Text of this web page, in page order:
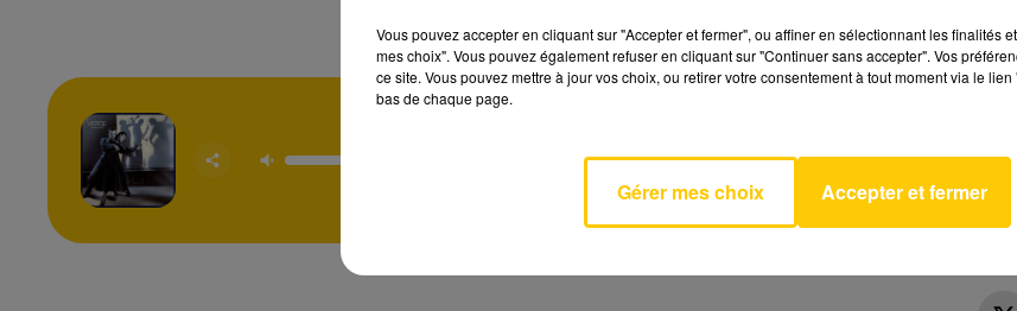
AVEYRON NORD
Vous pouvez accepter en cliquant sur "Accepter et fermer", ou affiner en sélectionnant les finalités
mes choix". Vous pouvez également refuser en cliquant sur "Continuer sans accepter". Vos
ce site. Vous pouvez mettre à jour vos choix, ou retirer votre consentement à tout moment via le
bas de chaque page.
Gérer mes choix Accepter et fermer